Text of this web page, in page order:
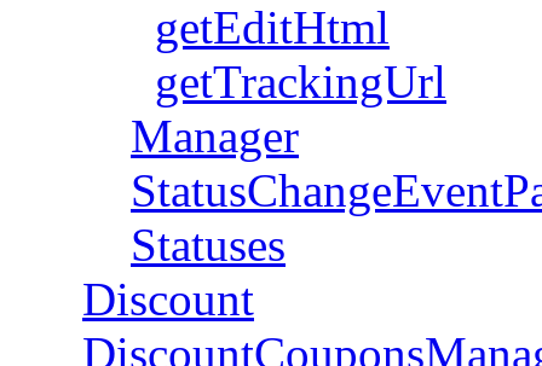
getEditHtml
getTrackingUrl
Manager
Statuses
Discount